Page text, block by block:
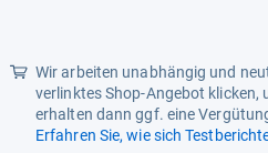
Wir arbeiten unabhängig und
verlinktes Shop-Angebot klicken,
erhalten dann ggf. eine
Erfahren Sie, wie sich